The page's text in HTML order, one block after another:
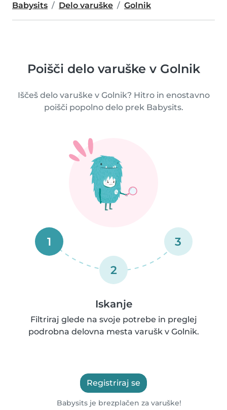
Babysits Delo varuške Golnik
Poišči delo varuške v Golnik
Iščeš delo varuške v Golnik? Hitro in enostavno
poišči popolno delo prek Babysits.
1
2
3
Iskanje
Filtriraj glede na svoje potrebe in preglej
podrobna delovna mesta varušk v Golnik.
Registriraj se
Babysits je brezplačen za varuške!